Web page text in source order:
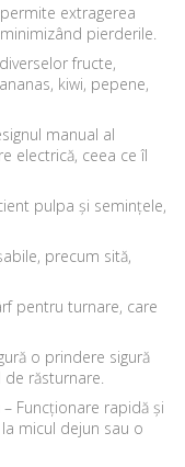
extragerea
pierderile.
fructe,
kiwi, pepene,
manual al
electrică, ceea ce îl
pulpa și semințele,
precum sită,
pentru turnare, care
o prindere sigură
răsturnare.
– Funcționare rapidă și
micul dejun sau o